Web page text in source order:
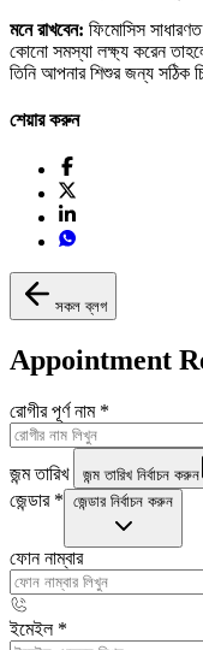
মনেরাখবেন: ফিমোসিস
কোনো সমস্যা লক্ষ্য করেন
তিনি আপনার শিশুর জন্য সঠিক
শেয়ার করুন
সকল ব্লগ
Appointment
রোগীর পূর্ণ নাম *
জন্ম তারিখ জন্ম তারিখ নির্বাচন করুন
জেন্ডার * জেন্ডার নির্বাচন করুন
ফোন নাম্বার
ইমেইল *